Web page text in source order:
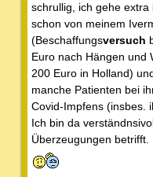
schrullig, ich gehe
schon von meinem
(Beschaffungsversuch
Euro nach Hängen und
200 Euro in Holland)
manche Patienten bei
Covid-Impfens (insbes.
Ich bin da
Überzeugungen betrifft.